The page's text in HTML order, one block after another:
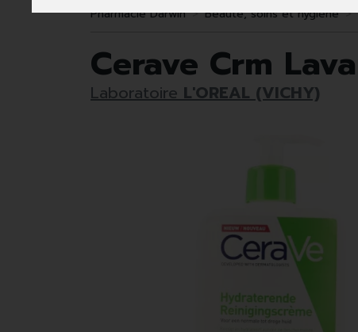
Pharmacie Darwin Beauté, soins et hygiène
Cerave Crm
Laboratoire L'OREAL (VICHY)